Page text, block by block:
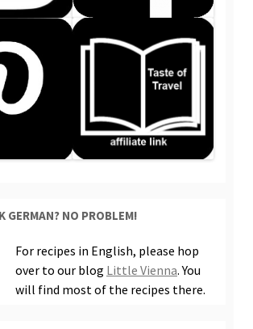
GERMAN? NO PROBLEM!
For recipes in English, please hop
over to our blog Little Vienna. You
will find most of the recipes there.